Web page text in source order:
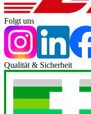
Folgt uns
Qualität & Sicherheit